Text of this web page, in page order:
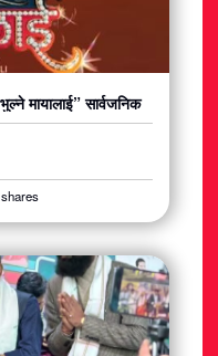
मायालाई” सार्वजनिक